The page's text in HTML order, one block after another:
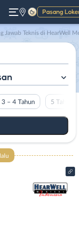
Pasang
Gelap
Teknis di HearWell Medical
3 – 4 Tahun 5 Tahun